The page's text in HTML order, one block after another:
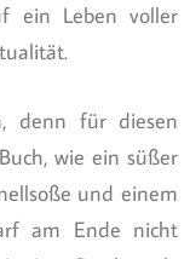
ein Leben voller
denn für diesen
wie ein süßer
und einem
am Ende nicht